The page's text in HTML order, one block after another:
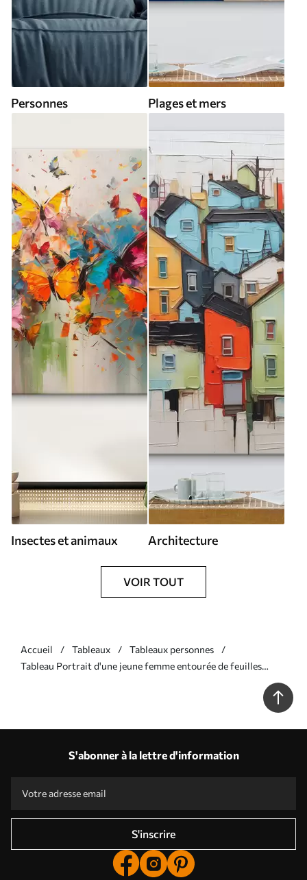
Personnes Plages et mers
Insectes et animaux Architecture
VOIR TOUT
Accueil Tableaux
Tableaux personnes
Tableau Portrait d'une jeune femme entourée de feuilles
S'abonner à la lettre d'information
S'inscrire